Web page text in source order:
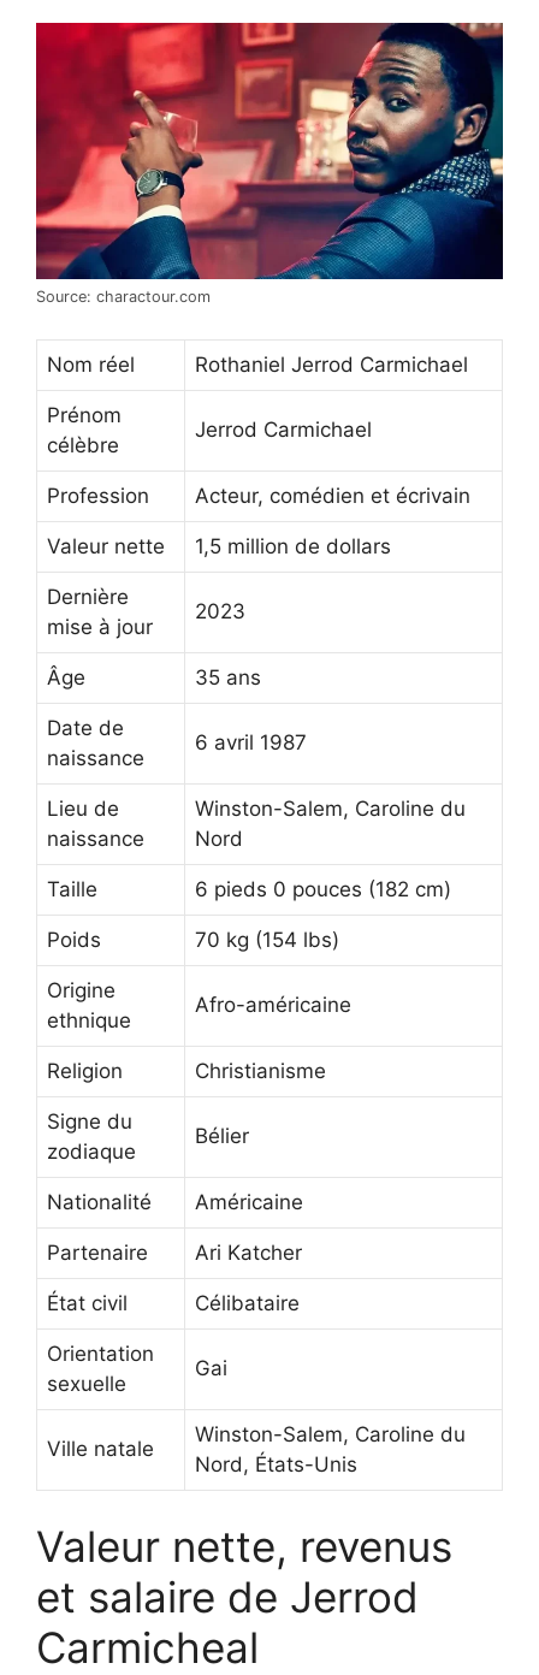
Source: charactour.com
Nom réel Rothaniel Jerrod Carmichael
Prénom
célèbre
Jerrod Carmichael
Profession Acteur, comédien et écrivain
Valeur nette 1,5 million de dollars
Dernière
mise à jour
2023
Âge 35 ans
Date de
naissance
6 avril 1987
Lieu de
naissance
Winston-Salem, Caroline du
Nord
Taille 6 pieds 0 pouces (182 cm)
Poids 70 kg (154 lbs)
Origine
ethnique
Afro-américaine
Religion Christianisme
Signe du
zodiaque
Bélier
Nationalité Américaine
Partenaire Ari Katcher
État civil Célibataire
Orientation
sexuelle
Gai
Ville natale
Winston-Salem, Caroline du
Nord, États-Unis
Valeur nette, revenus
et salaire de Jerrod
Carmicheal